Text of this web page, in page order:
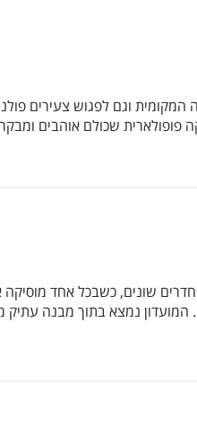
נמצא בתוך מבנה עתיק